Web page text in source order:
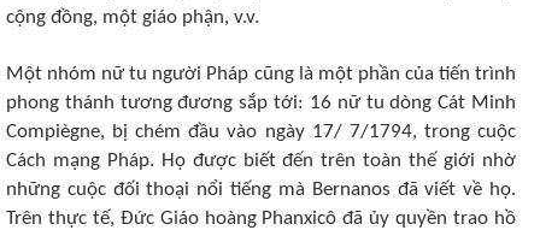
cộng đồng, một giáo phận, v.v.
Một nhóm nữ tu người Pháp cũng là một phần của tiến trình
phong thánh tương đương sắp tới: 16 nữ tu dòng Cát Minh
Compiègne, bị chém đầu vào ngày 17/ 7/1794, trong cuộc
Cách mạng Pháp. Họ được biết đến trên toàn thế giới nhờ
những cuộc đối thoại nổi tiếng mà Bernanos đã viết về họ.
Trên thực tế, Đức Giáo hoàng Phanxicô đã ủy quyền trao hồ